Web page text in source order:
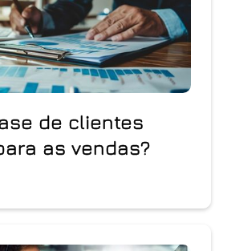
de clientes
as vendas?